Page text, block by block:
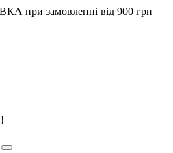
замовленні від 900 грн